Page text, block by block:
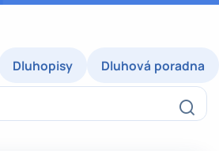
Dluhopisy
Dluhová poradna